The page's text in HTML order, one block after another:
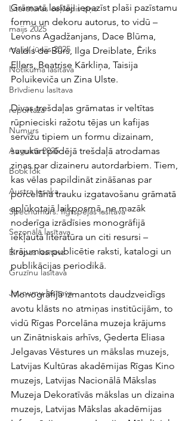
Literatūras ceļvedis ziņo
maijs 2025
maijs/ jūnijs 2025
Notikuma lasītava
Brīvdienu lasītava
reportāža
Numurs
Augusts 2025
BookTok
Austra iesaka
Specnumurs: Ilgtspējas lasītava
Sezonālā lasītava
Eiropas lasītava
Gruzīnu lasītava
Jaunumu lasītava
Grāmatā lasītāji iepazīst plaši pazīstamu
formu un dekoru autorus, to vidū –
Levons Agadžanjans, Dace Blūma,
Valdis de Būrs, Ilga Dreiblate, Ēriks
Ellers, Beatrise Kārkliņa, Taisija
Poluikeviča un Zina Ulste.
Divas trešdaļas grāmatas ir veltītas
rūpnieciski ražotu tējas un kafijas
servīžu tipiem un formu dizainam,
savukārt pēdējā trešdaļā atrodamas
ziņas par dizaineru autordarbiem. Tiem,
kas vēlas papildināt zināšanas par
porcelāna trauku izgatavošanu grāmatā
aplūkotajā laikposmā, ne mazāk
noderīga izrādīsies monogrāfijā
iekļautā literatūra un citi resursi –
krājumos publicētie raksti, katalogi un
publikācijas periodikā.
Monogrāfijā izmantots daudzveidīgs
avotu klāsts no atmiņas institūcijām, to
vidū Rīgas Porcelāna muzeja krājums
un Zinātniskais arhīvs, Ģederta Eliasa
Jelgavas Vēstures un mākslas muzejs,
Latvijas Kultūras akadēmijas Rīgas Kino
muzejs, Latvijas Nacionālā Mākslas
Muzeja Dekoratīvās mākslas un dizaina
muzejs, Latvijas Mākslas akadēmijas